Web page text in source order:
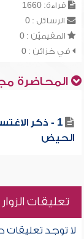
قراءة: 1660
الرسائل : 0
المقيميّن : 0
في خزائن : 0
المحاضرة
1 - ذكر
الحيض
تعليقات الزوار
لا توجد تعليقات